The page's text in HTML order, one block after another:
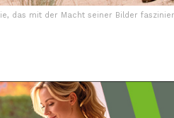
das mit der Macht seiner Bilder